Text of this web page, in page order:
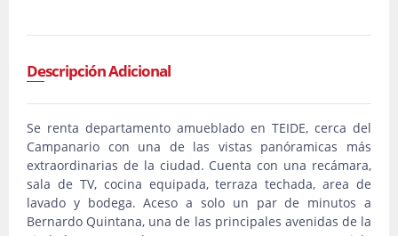
Descripción Adicional
Se renta departamento amueblado en TEIDE, cerca del
Campanario con una de las vistas panóramicas más
extraordinarias de la ciudad. Cuenta con una recámara,
sala de TV, cocina equipada, terraza techada, area de
lavado y bodega. Aceso a solo un par de minutos a
Bernardo Quintana, una de las principales avenidas de la